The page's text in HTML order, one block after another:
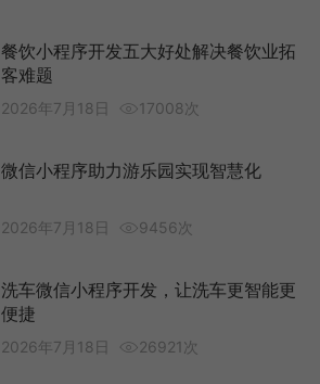
餐饮小程序开发五大好处解决餐饮业拓
客难题
2026年7月18日 17008次
微信小程序助力游乐园实现智慧化
2026年7月18日 9456次
洗车微信小程序开发，让洗车更智能更
便捷
2026年7月18日 26921次